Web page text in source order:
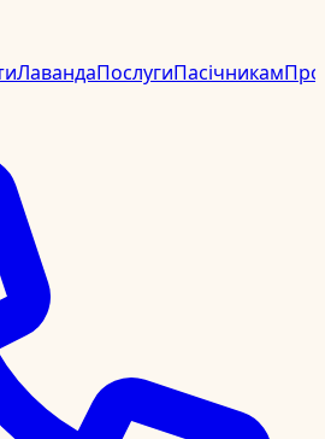
ЛавандаПослугиПасічникамПро